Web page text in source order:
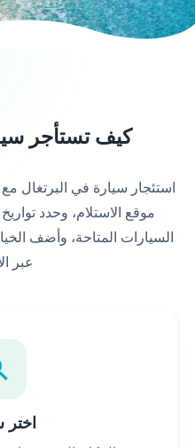
كيف تستأجر
موقع الاستلام، وحدد
السيارات المتاحة، وأضف
عبر
اختر